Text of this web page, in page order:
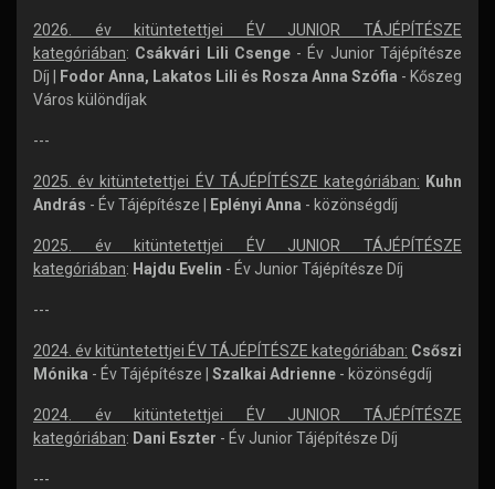
2026. év kitüntetettjei ÉV JUNIOR TÁJÉPÍTÉSZE
kategóriában: Csákvári Lili Csenge - Év Junior Tájépítésze
Díj |
Fodor Anna, Lakatos Lili és Rosza Anna Szófia - Kőszeg
Város különdíjak
---
2025. év kitüntetettjei ÉV TÁJÉPÍTÉSZE kategóriában: Kuhn
András - Év Tájépítésze | Eplényi Anna - közönségdíj
2025. év kitüntetettjei ÉV JUNIOR TÁJÉPÍTÉSZE
kategóriában: Hajdu Evelin - Év Junior Tájépítésze Díj
---
2024. év kitüntetettjei ÉV TÁJÉPÍTÉSZE kategóriában: Csőszi
Mónika - Év Tájépítésze | Szalkai Adrienne - közönségdíj
2024. év kitüntetettjei ÉV JUNIOR TÁJÉPÍTÉSZE
kategóriában: Dani Eszter - Év Junior Tájépítésze Díj
---